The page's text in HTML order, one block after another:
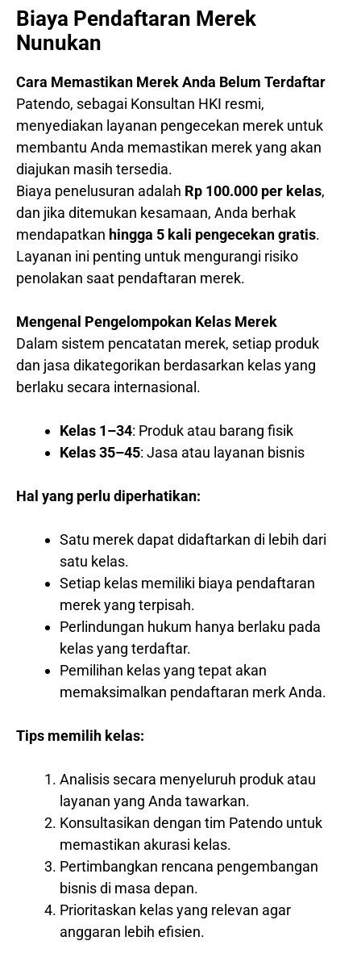
Biaya Pendaftaran Merek
Nunukan
Cara Memastikan Merek Anda Belum Terdaftar
Patendo, sebagai Konsultan HKI resmi,
menyediakan layanan pengecekan merek untuk
membantu Anda memastikan merek yang akan
diajukan masih tersedia.
Biaya penelusuran adalah Rp 100.000 per kelas,
dan jika ditemukan kesamaan, Anda berhak
mendapatkan hingga 5 kali pengecekan gratis.
Layanan ini penting untuk mengurangi risiko
penolakan saat pendaftaran merek.
Mengenal Pengelompokan Kelas Merek
Dalam sistem pencatatan merek, setiap produk
dan jasa dikategorikan berdasarkan kelas yang
berlaku secara internasional.
Kelas 1–34: Produk atau barang fisik
Kelas 35–45: Jasa atau layanan bisnis
Hal yang perlu diperhatikan:
Satu merek dapat didaftarkan di lebih dari
satu kelas.
Setiap kelas memiliki biaya pendaftaran
merek yang terpisah.
Perlindungan hukum hanya berlaku pada
kelas yang terdaftar.
Pemilihan kelas yang tepat akan
memaksimalkan pendaftaran merk Anda.
Tips memilih kelas:
Analisis secara menyeluruh produk atau
layanan yang Anda tawarkan.
Konsultasikan dengan tim Patendo untuk
memastikan akurasi kelas.
Pertimbangkan rencana pengembangan
bisnis di masa depan.
Prioritaskan kelas yang relevan agar
anggaran lebih efisien.